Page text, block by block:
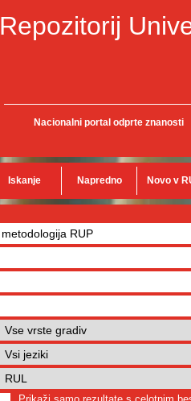
Repozitorij
Nacionalni portal odprte znanosti
Iskanje Napredno Novo v